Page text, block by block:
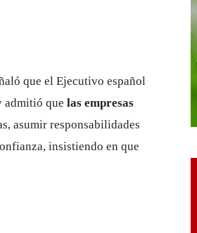
que el Ejecutivo español
admitió que las empresas
asumir responsabilidades
insistiendo en que